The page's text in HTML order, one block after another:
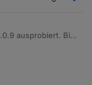
ausprobiert. Bis
Da ich